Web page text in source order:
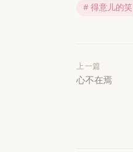
# 得意儿的笑
上一篇
心不在焉